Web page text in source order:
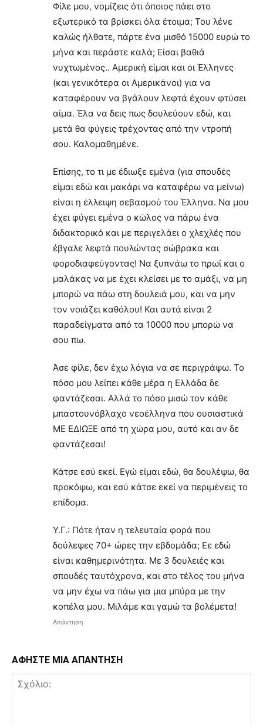
Φίλε μου, νομίζεις ότι όποιος πάει στο
εξωτερικό τα βρίσκει όλα έτοιμα; Του λένε
καλώς ήλθατε, πάρτε ένα μισθό 15000 ευρώ το
μήνα και περάστε καλά; Είσαι βαθιά
νυχτωμένος.. Αμερική είμαι και οι Έλληνες
(και γενικότερα οι Αμερικάνοι) για να
καταφέρουν να βγάλουν λεφτά έχουν φτύσει
αίμα. Έλα να δεις πως δουλεύουν εδώ, και
μετά θα φύγεις τρέχοντας από την ντροπή
σου. Καλομαθημένε.
Επίσης, το τι με έδιωξε εμένα (για σπουδές
είμαι εδώ και μακάρι να καταφέρω να μείνω)
είναι η έλλειψη σεβασμού του Έλληνα. Να μου
έχει φύγει εμένα ο κώλος να πάρω ένα
διδακτορικό και με περιγελάει ο χλεχλές που
έβγαλε λεφτά πουλώντας σώβρακα και
φοροδιαφεύγοντας! Να ξυπνάω το πρωί και ο
μαλάκας να με έχει κλείσει με το αμάξι, να μη
μπορώ να πάω στη δουλειά μου, και να μην
τον νοιάζει καθόλου! Και αυτά είναι 2
παραδείγματα από τα 10000 που μπορώ να
σου πω.
Άσε φίλε, δεν έχω λόγια να σε περιγράψω. Το
πόσο μου λείπει κάθε μέρα η Ελλάδα δε
φαντάζεσαι. Αλλά το πόσο μισώ τον κάθε
μπαστουνόβλαχο νεοέλληνα που ουσιαστικά
ΜΕ ΕΔΙΩΞΕ από τη χώρα μου, αυτό και αν δε
φαντάζεσαι!
Κάτσε εσύ εκεί. Εγώ είμαι εδώ, θα δουλέψω, θα
προκόψω, και εσύ κάτσε εκεί να περιμένεις το
επίδομα.
Υ.Γ.: Πότε ήταν η τελευταία φορά που
δούλεψες 70+ ώρες την εβδομάδα; Εε εδώ
είναι καθημερινότητα. Με 3 δουλειές και
σπουδές ταυτόχρονα, και στο τέλος του μήνα
να μην έχω να πάω για μια μπύρα με την
κοπέλα μου. Μιλάμε και γαμώ τα βολέμετα!
Απάντηση
ΑΦΗΣΤΕ ΜΙΑ ΑΠΑΝΤΗΣΗ